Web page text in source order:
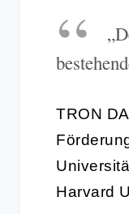
TRON
Harvard